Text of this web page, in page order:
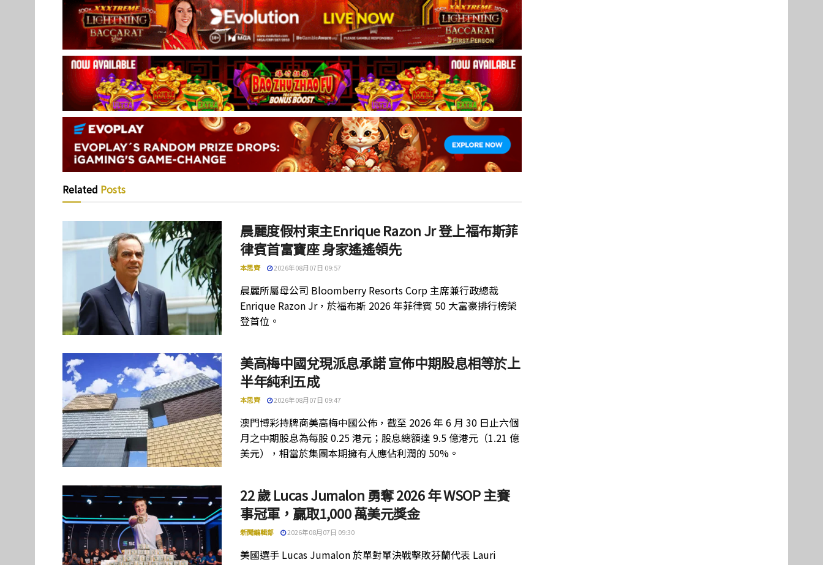
Related Posts
晨麗度假村東主Enrique Razon Jr 登上福布斯菲
律賓首富寶座 身家遙遙領先
本思齊 2026年08月07日 09:57
晨麗所屬母公司 Bloomberry Resorts Corp 主席兼行政總裁
Enrique Razon Jr，於福布斯 2026 年菲律賓 50 大富豪排行榜榮
登首位。
美高梅中國兌現派息承諾 宣佈中期股息相等於上
半年純利五成
本思齊 2026年08月07日 09:47
澳門博彩持牌商美高梅中國公佈，截至 2026 年 6 月 30 日止六個
月之中期股息為每股 0.25 港元；股息總額達 9.5 億港元（1.21 億
美元），相當於集團本期擁有人應佔利潤的 50%。
22 歲 Lucas Jumalon 勇奪 2026 年 WSOP 主賽
事冠軍，贏取1,000 萬美元獎金
新聞編輯部 2026年08月07日 09:30
美國選手 Lucas Jumalon 於單對單決戰擊敗芬蘭代表 Lauri